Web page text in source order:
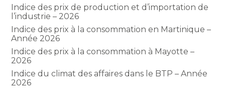
Indice des prix de production et d’importation de
l’industrie – 2026
Indice des prix à la consommation en Martinique –
Année 2026
Indice des prix à la consommation à Mayotte –
2026
Indice du climat des affaires dans le BTP – Année
2026